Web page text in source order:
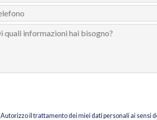
Autorizzo il trattamento dei miei dati personali ai sensi